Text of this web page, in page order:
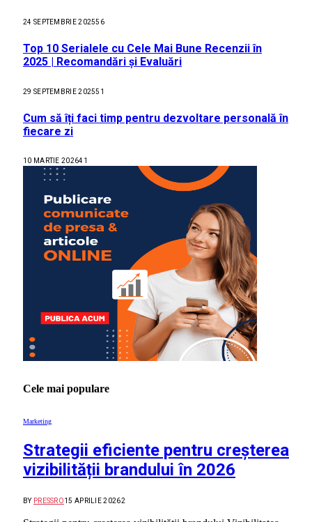
24 SEPTEMBRIE 202556
Top 10 Serialele cu Cele Mai Bune Recenzii în
2025 | Recomandări și Evaluări
29 SEPTEMBRIE 202551
Cum să îți faci timp pentru dezvoltare personală în
fiecare zi
10 MARTIE 202641
Cele mai populare
Marketing
Strategii eficiente pentru creșterea
vizibilității brandului în 2026
BY PRESSRO15 APRILIE 20262